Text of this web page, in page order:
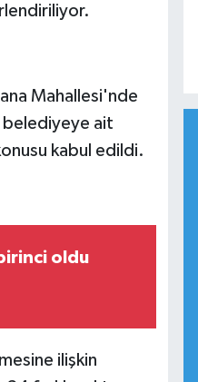
Mahallesi'nde
belediyeye ait
kabul edildi.
oldu
ilişkin